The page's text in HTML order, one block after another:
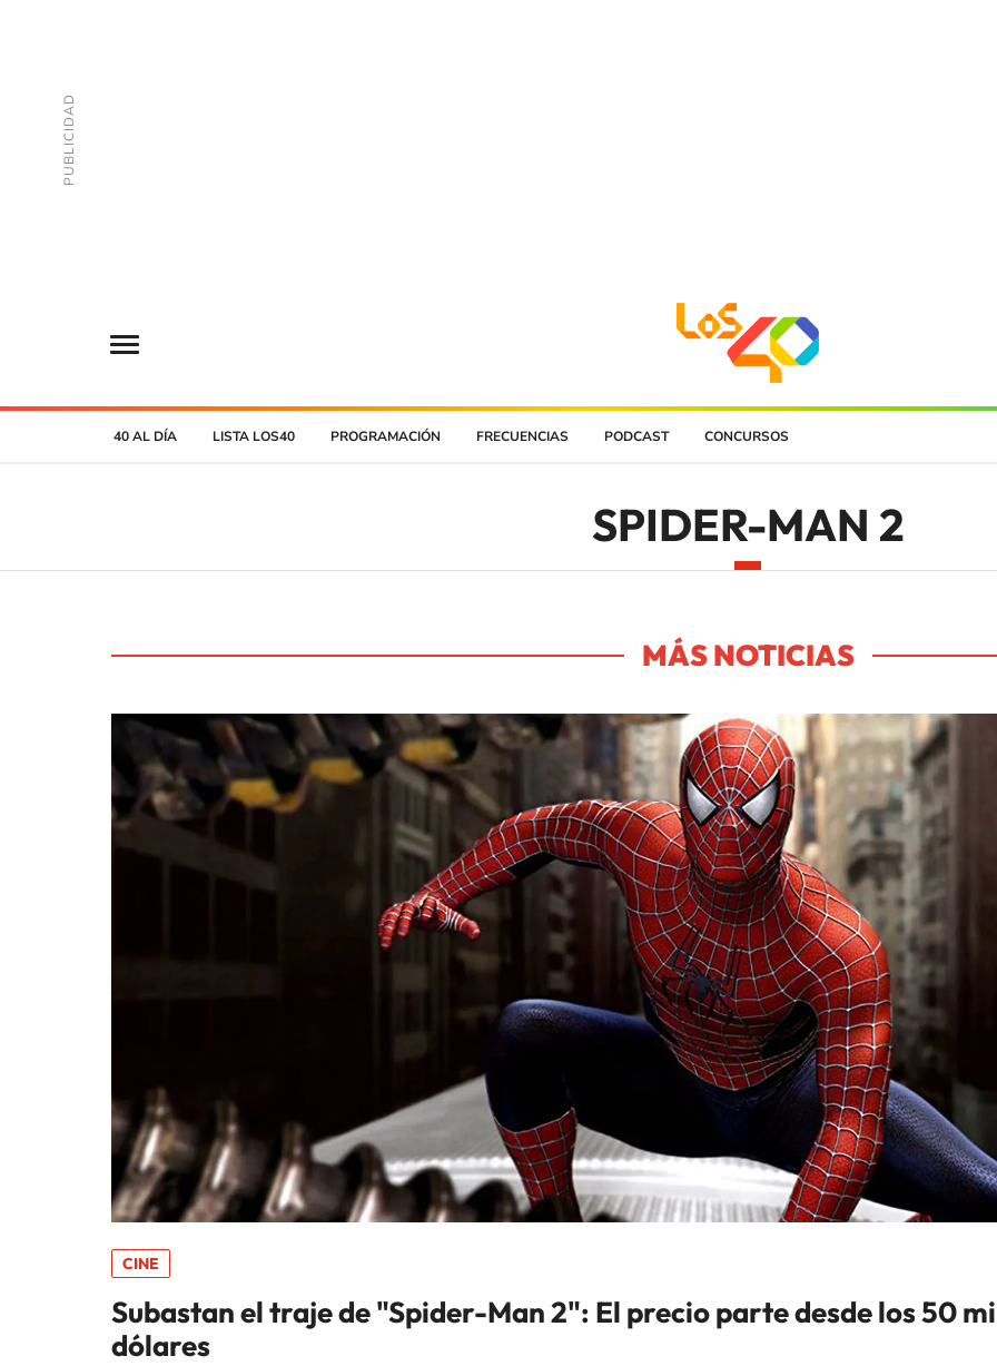
40 AL DÍA LISTA LOS40 PROGRAMACIÓN FRECUENCIAS PODCAST CONCURSOS
SPIDER-MAN 2
MÁS NOTICIAS
CINE
Subastan el traje de "Spider-Man 2": El precio parte desde los 50
dólares